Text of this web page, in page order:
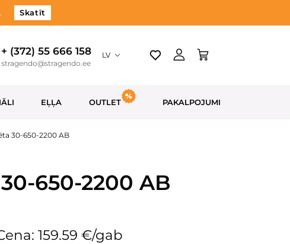
Skatīt
+ (372) 55 666 158
stragendo@stragendo.ee
LV
EĻĻA OUTLET PAKALPOJUMI
30-650-2200 AB
650-2200 AB
159.59 €/gab